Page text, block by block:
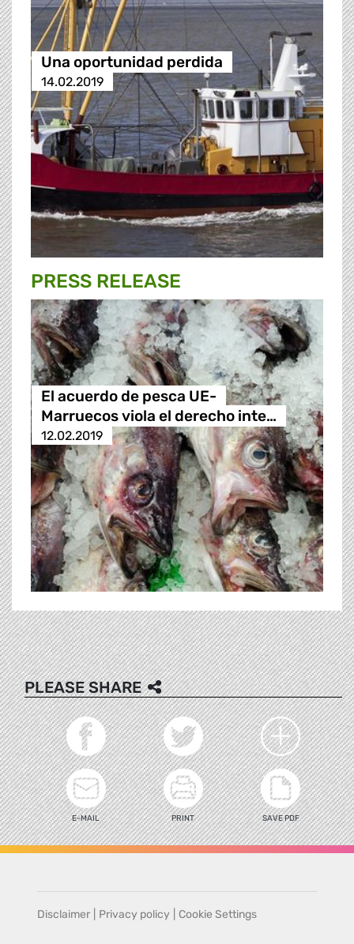
Una oportunidad perdida
14.02.2019
PRESS RELEASE
El acuerdo de pesca UE-
Marruecos viola el derecho inte…
12.02.2019
PLEASE SHARE
E-MAIL PRINT SAVE PDF
Disclaimer Privacy policy Cookie Settings